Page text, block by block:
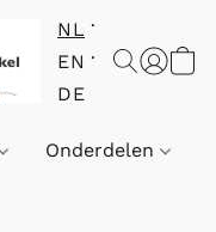
NL
EN
DE
Onderdelen